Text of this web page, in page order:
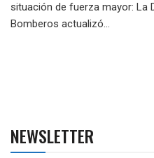
situación de fuerza mayor: La
Bomberos actualizó...
NEWSLETTER